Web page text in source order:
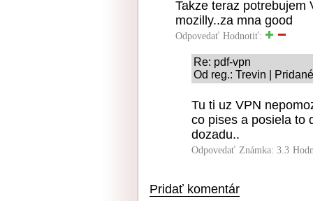
Takze teraz potrebujem
mozilly..za mna good
Odpovedať Hodnotiť:
Re: pdf-vpn
Od reg.: Trevin |
Tu ti uz VPN
co pises a posiela to
dozadu..
Odpovedať Známka: 3.3
Pridať komentár